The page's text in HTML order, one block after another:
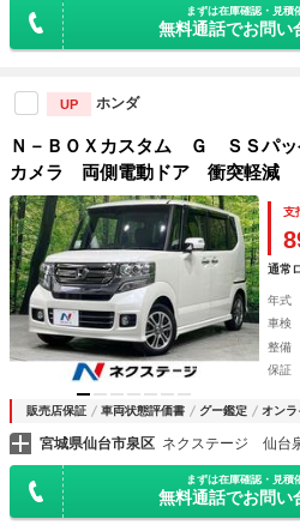
まずは在庫確認・見積
無料通話でお問い
UP ホンダ
Ｎ－ＢＯＸカスタム Ｇ ＳＳパ
カメラ 両側電動ドア 衝突軽減
ｅｔｏｏｔｈ スマートキー Ｈ
オートライト オートエアコン
電動格納ミラー
支
通常
年式
車検
整備
保証
販売店保証 車両状態評価書 グー鑑定 オン
宮城県仙台市泉区 ネクステージ 仙台
まずは在庫確認・見積
無料通話でお問い